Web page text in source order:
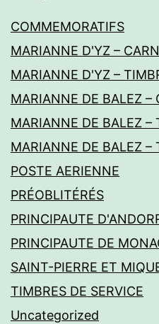
COMMEMORATIFS
MARIANNE D'YZ –
MARIANNE D'YZ –
MARIANNE DE BALEZ –
MARIANNE DE BALEZ –
MARIANNE DE BALEZ –
POSTE AERIENNE
PRÉOBLITÉRÉS
PRINCIPAUTE
PRINCIPAUTE DE
SAINT-PIERRE ET
TIMBRES DE SERVICE
Uncategorized